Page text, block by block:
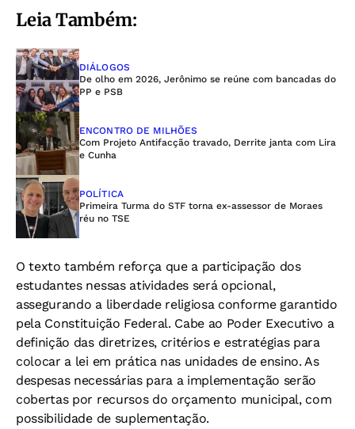
Leia Também:
DIÁLOGOS
De olho em 2026, Jerônimo se reúne com bancadas do
PP e PSB
ENCONTRO DE MILHÕES
Com Projeto Antifacção travado, Derrite janta com Lira
e Cunha
POLÍTICA
Primeira Turma do STF torna ex-assessor de Moraes
réu no TSE
O texto também reforça que a participação dos
estudantes nessas atividades será opcional,
assegurando a liberdade religiosa conforme garantido
pela Constituição Federal. Cabe ao Poder Executivo a
definição das diretrizes, critérios e estratégias para
colocar a lei em prática nas unidades de ensino. As
despesas necessárias para a implementação serão
cobertas por recursos do orçamento municipal, com
possibilidade de suplementação.